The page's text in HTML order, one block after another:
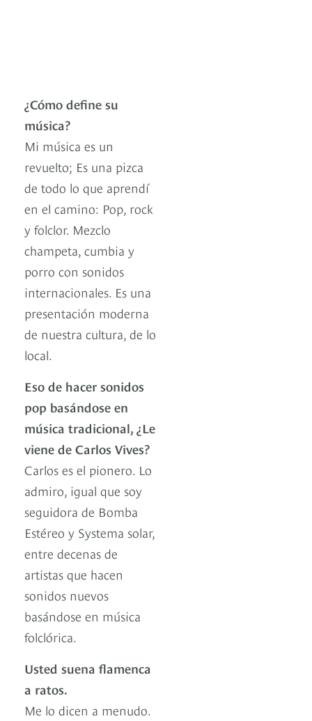
¿Cómo define su
música?
Mi música es un
revuelto; Es una pizca
de todo lo que aprendí
en el camino: Pop, rock
y folclor. Mezclo
champeta, cumbia y
porro con sonidos
internacionales. Es una
presentación moderna
de nuestra cultura, de lo
local.
Eso de hacer sonidos
pop basándose en
música tradicional, ¿Le
viene de Carlos Vives?
Carlos es el pionero. Lo
admiro, igual que soy
seguidora de Bomba
Estéreo y Systema solar,
entre decenas de
artistas que hacen
sonidos nuevos
basándose en música
folclórica.
Usted suena flamenca
a ratos.
Me lo dicen a menudo.